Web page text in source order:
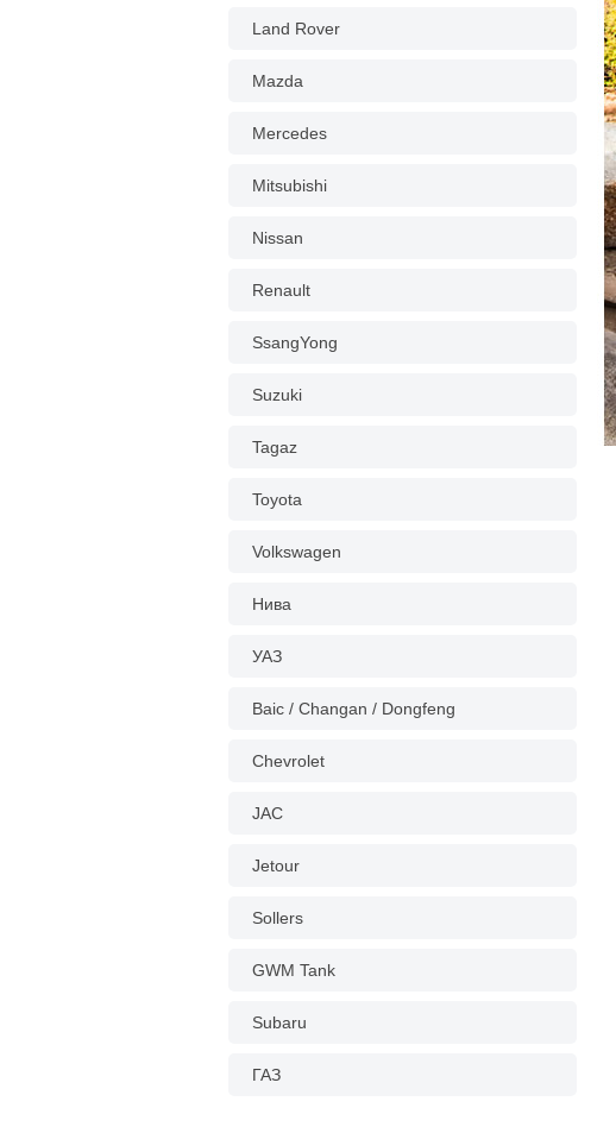
Land Rover
Mazda
Mercedes
Mitsubishi
Nissan
Renault
SsangYong
Suzuki
Tagaz
Toyota
Volkswagen
Нива
УАЗ
Baic / Changan / Dongfeng
Chevrolet
JAC
Jetour
Sollers
GWM Tank
Subaru
ГАЗ